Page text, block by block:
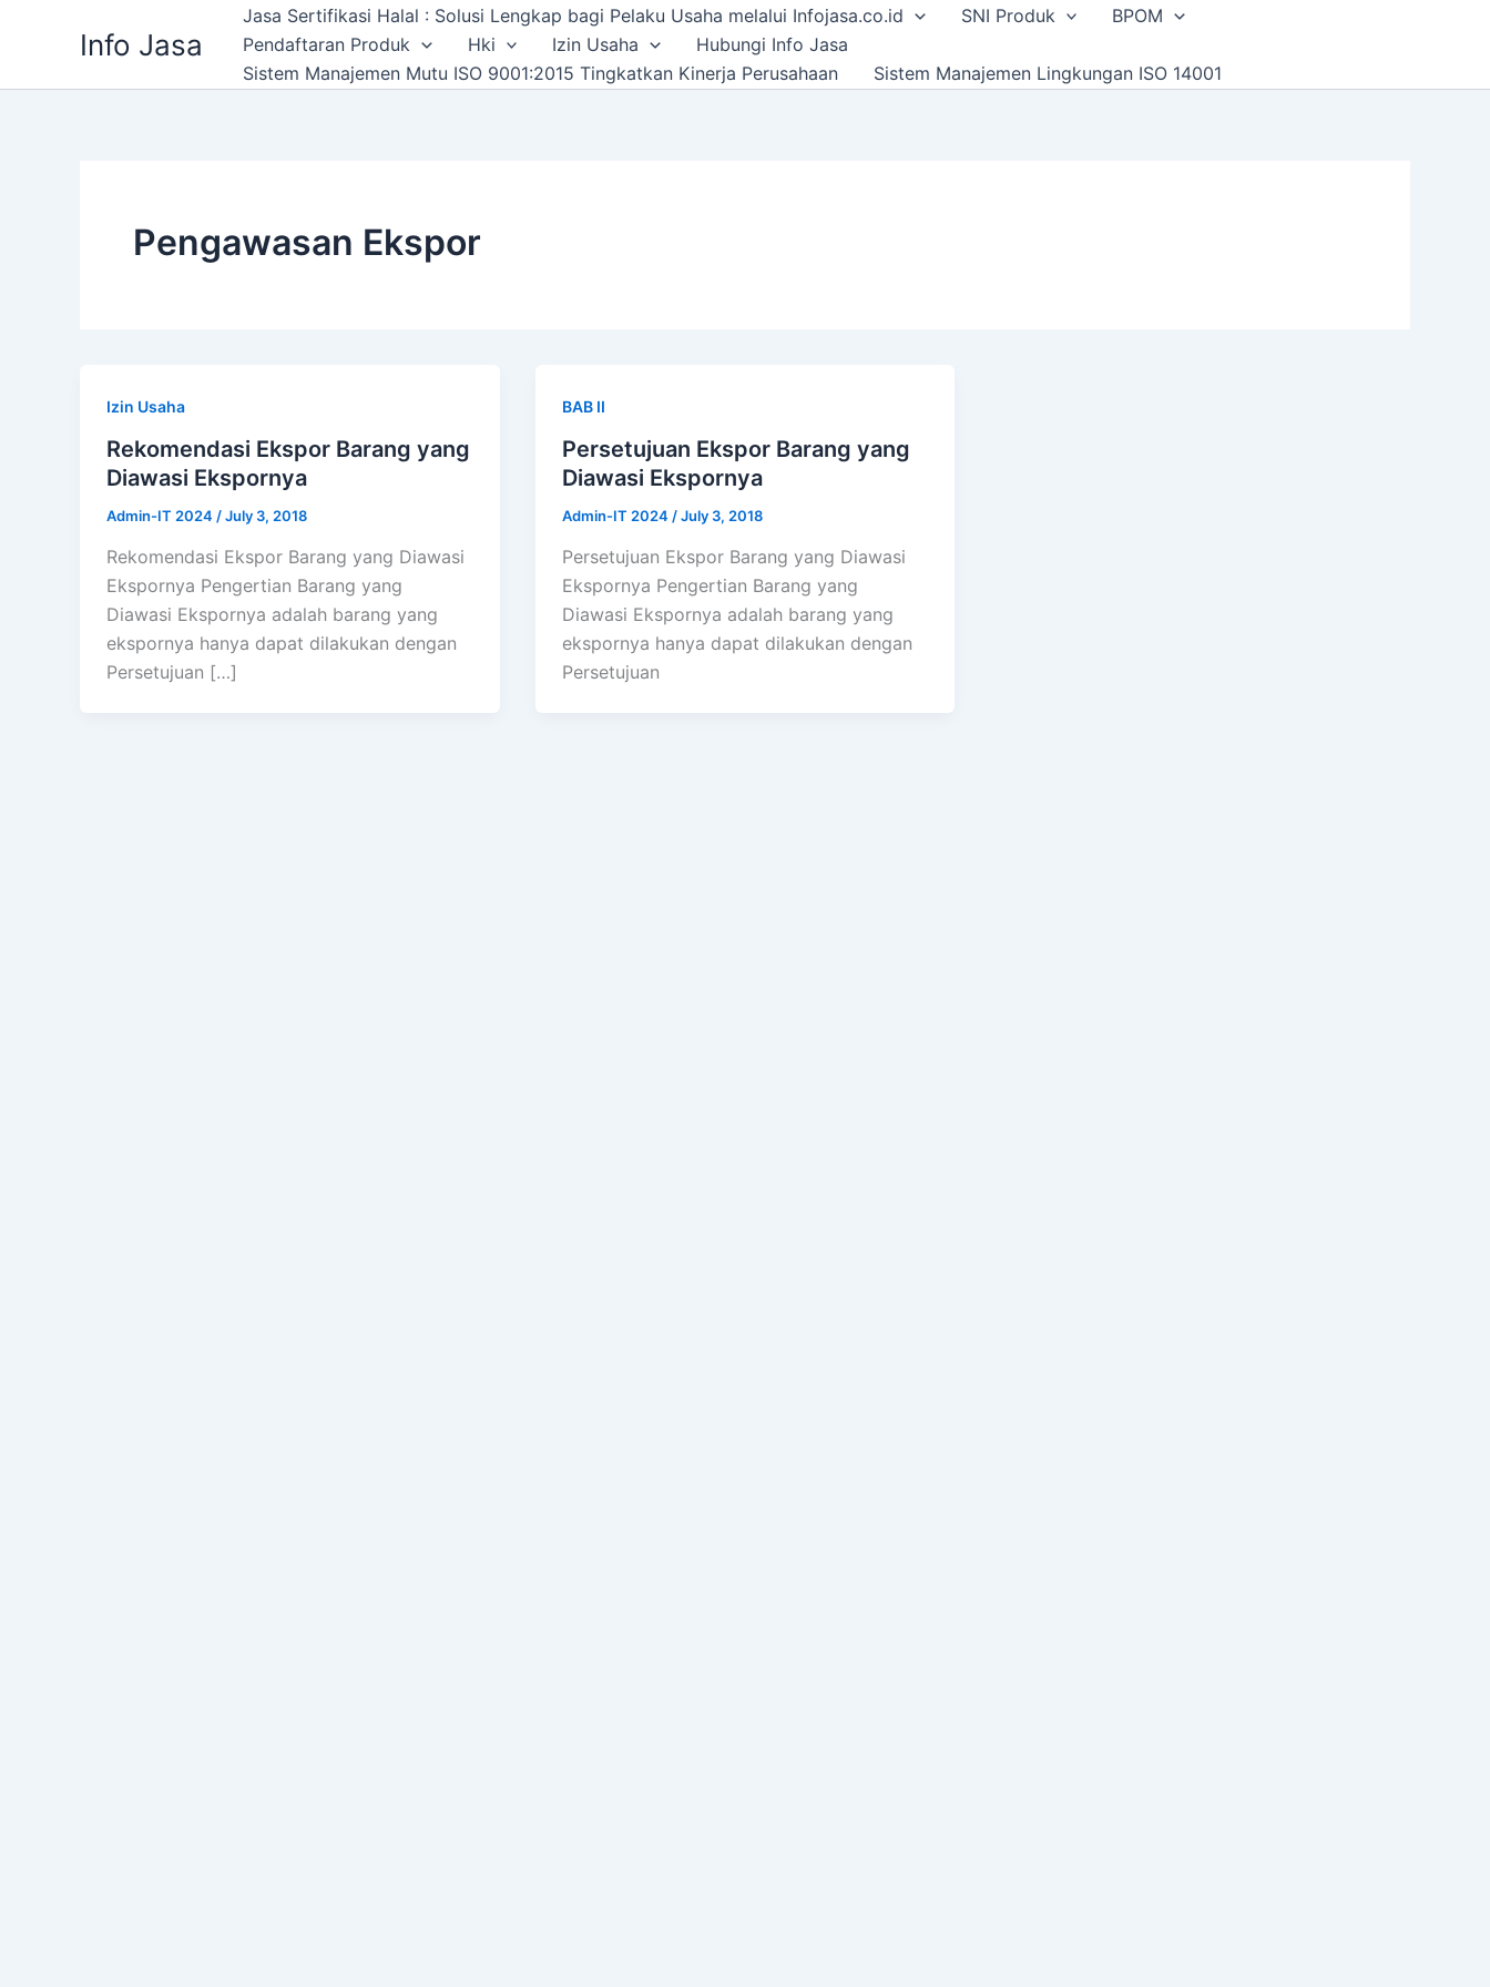
Info Jasa
Jasa Sertifikasi Halal : Solusi Lengkap bagi Pelaku Usaha melalui Infojasa.co.id SNI Produk
BPOM
Pendaftaran Produk
Hki Izin Usaha
Hubungi Info Jasa
Sistem Manajemen Mutu ISO 9001:2015 Tingkatkan Kinerja Perusahaan
Sistem Manajemen Lingkungan ISO 14001
Pengawasan Ekspor
Izin Usaha
Rekomendasi Ekspor Barang yang
Diawasi Ekspornya
Admin-IT 2024 /July 3, 2018
Rekomendasi Ekspor Barang yang Diawasi
Ekspornya Pengertian Barang yang
Diawasi Ekspornya adalah barang yang
ekspornya hanya dapat dilakukan dengan
Persetujuan […]
BAB II
Persetujuan Ekspor Barang yang
Diawasi Ekspornya
Admin-IT 2024 /July 3, 2018
Persetujuan Ekspor Barang yang Diawasi
Ekspornya Pengertian Barang yang
Diawasi Ekspornya adalah barang yang
ekspornya hanya dapat dilakukan dengan
Persetujuan